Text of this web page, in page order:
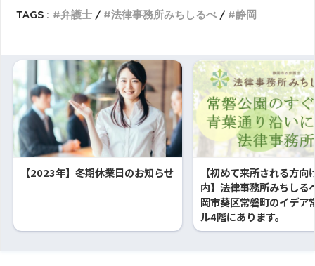
TAGS :
弁護士 法律事務所みちしるべ 静岡
【2023年】冬期休業日のお知らせ
【初めて来所される方向
内】法律事務所みちしる
岡市葵区常磐町のイデア
ル4階にあります。